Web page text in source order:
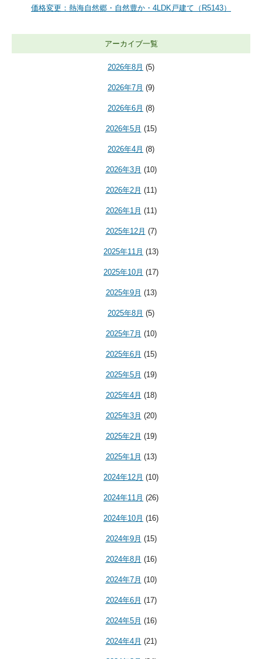
価格変更：熱海自然郷・自然豊か・4LDK戸建て（R5143）
アーカイブ一覧
2026年8月 (5)
2026年7月 (9)
2026年6月 (8)
2026年5月 (15)
2026年4月 (8)
2026年3月 (10)
2026年2月 (11)
2026年1月 (11)
2025年12月 (7)
2025年11月 (13)
2025年10月 (17)
2025年9月 (13)
2025年8月 (5)
2025年7月 (10)
2025年6月 (15)
2025年5月 (19)
2025年4月 (18)
2025年3月 (20)
2025年2月 (19)
2025年1月 (13)
2024年12月 (10)
2024年11月 (26)
2024年10月 (16)
2024年9月 (15)
2024年8月 (16)
2024年7月 (10)
2024年6月 (17)
2024年5月 (16)
2024年4月 (21)